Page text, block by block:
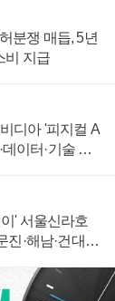
분쟁 매듭, 5년
비 지급
디아 '피지컬 A
이터·기술 결
' 서울신라호
진·해남·건대로